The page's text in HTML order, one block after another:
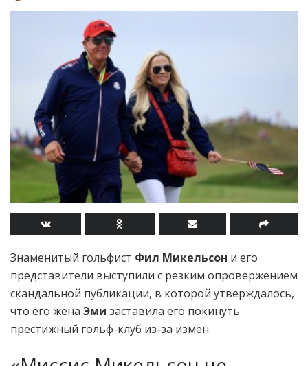
Знаменитый гольфист Фил Микельсон и его
представители выступили с резким опровержением
скандальной публикации, в которой утверждалось,
что его жена Эми заставила его покинуть
престижный гольф-клуб из-за измен.